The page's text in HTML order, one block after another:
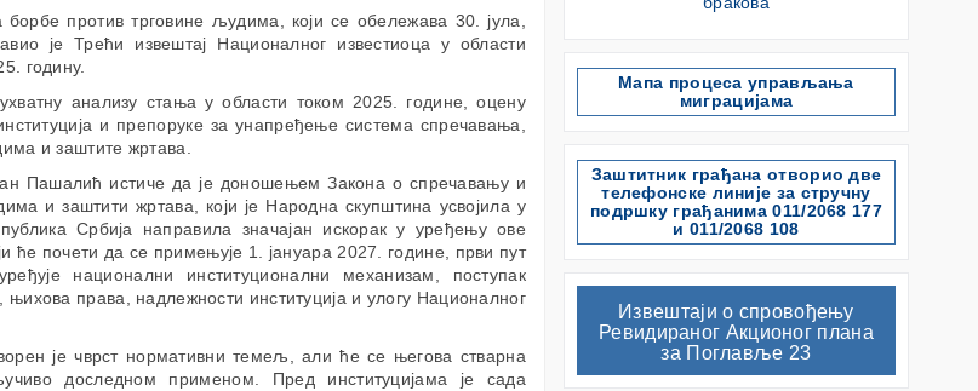
против трговине људима, који се обележава 30. јула,
је Трећи извештај Националног известиоца у области
годину.
анализу стања у области током 2025. године, оцену
и препоруке за унапређење система спречавања,
и заштите жртава.
Пашалић истиче да је доношењем Закона о спречавању и
и заштити жртава, који је Народна скупштина усвојила у
Србија направила значајан искорак у уређењу ове
ће почети да се примењује 1. јануара 2027. године, први пут
национални институционални механизам, поступак
њихова права, надлежности институција и улогу Националног
је чврст нормативни темељ, али ће се његова стварна
доследном применом. Пред институцијама је сада
Мапа процеса управљања
миграцијама
Заштитник грађана отворио две
телефонске линије за стручну
подршку грађанима 011/2068 177
и 011/2068 108
Извештаји о спровођењу
Ревидираног Акционог плана
за Поглавље 23